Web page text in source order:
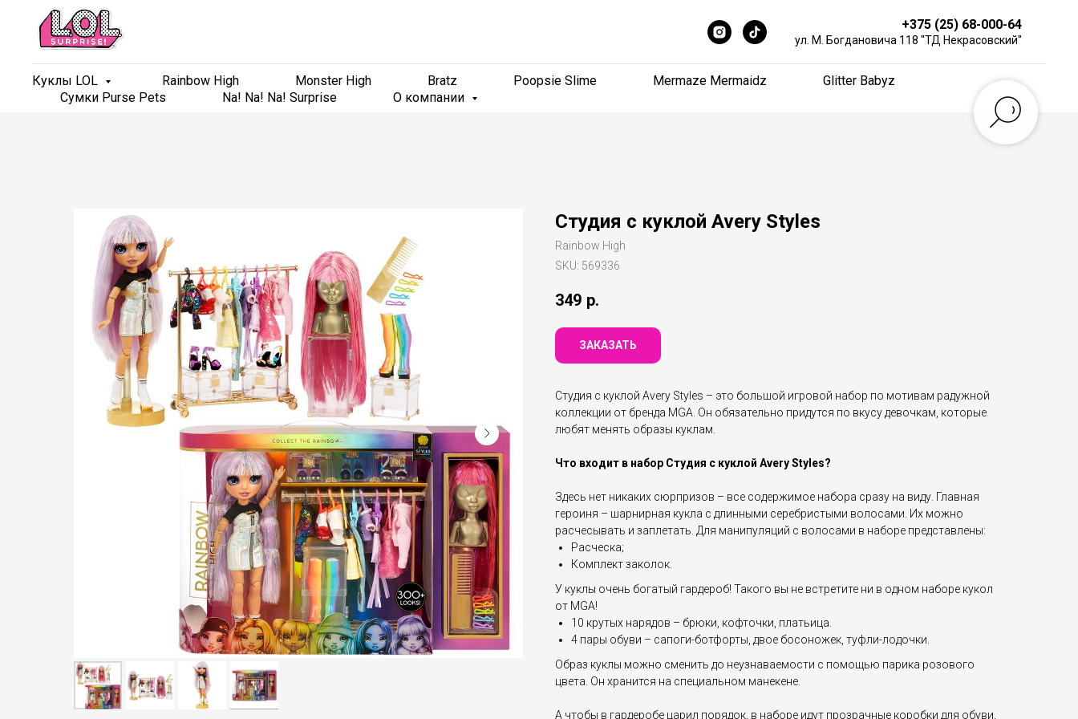
+375 (25) 68-000-64
ул. М. Богдановича 118 "ТД Некрасовский"
Куклы LOL Rainbow High Monster High Bratz Poopsie Slime Mermaze Mermaidz
Glitter Babyz
Сумки Purse Pets
Na! Na! Na! Surprise О компании
+375 (25) 68-000-64
ул. М. Богдановича 118 "ТД Некрасовский"
Куклы LOL Rainbow High Monster High Bratz Poopsie Slime Mermaze Mermaidz
Glitter Babyz
Сумки Purse Pets
Na! Na! Na! Surprise О компании
Студия с куклой Avery Styles
Rainbow High
SKU: 569336
349 р.
ЗАКАЗАТЬ
Студия с куклой Avery Styles – это большой игровой набор по мотивам радужной
коллекции от бренда MGA. Он обязательно придутся по вкусу девочкам, которые
любят менять образы куклам.
Что входит в набор Студия с куклой Avery Styles?
Здесь нет никаких сюрпризов – все содержимое набора сразу на виду. Главная
героиня – шарнирная кукла с длинными серебристыми волосами. Их можно
расчесывать и заплетать. Для манипуляций с волосами в наборе представлены:
Расческа;
Комплект заколок.
У куклы очень богатый гардероб! Такого вы не встретите ни в одном наборе кукол
от MGA!
10 крутых нарядов – брюки, кофточки, платьица.
4 пары обуви – сапоги-ботфорты, двое босоножек, туфли-лодочки.
Образ куклы можно сменить до неузнаваемости с помощью парика розового
цвета. Он хранится на специальном манекене.
А чтобы в гардеробе царил порядок, в наборе идут прозрачные коробки для обуви,